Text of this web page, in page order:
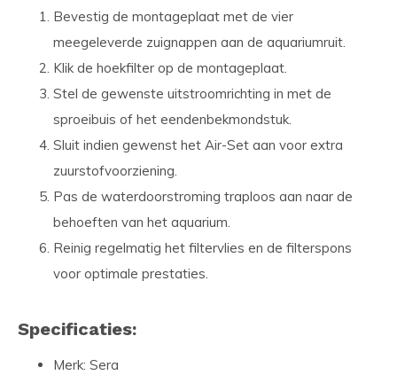
Bevestig de montageplaat met de vier
meegeleverde zuignappen aan de aquariumruit.
Klik de hoekfilter op de montageplaat.
Stel de gewenste uitstroomrichting in met de
sproeibuis of het eendenbekmondstuk.
Sluit indien gewenst het Air-Set aan voor extra
zuurstofvoorziening.
Pas de waterdoorstroming traploos aan naar de
behoeften van het aquarium.
Reinig regelmatig het filtervlies en de filterspons
voor optimale prestaties.
Specificaties:
Merk: Sera